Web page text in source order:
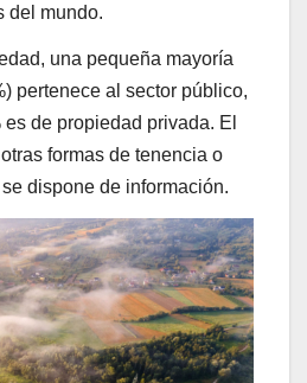
del mundo.
una pequeña mayoría
pertenece al sector público,
de propiedad privada. El
formas de tenencia o
dispone de información.